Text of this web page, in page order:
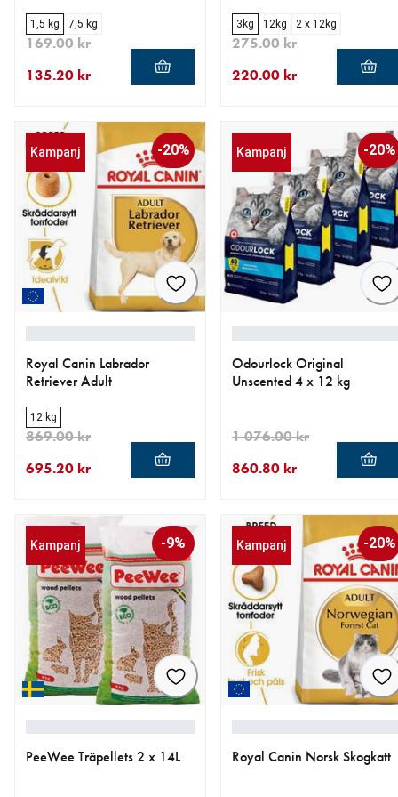
1,5 kg 7,5 kg
135.20 kr
169.00 kr
3kg 12kg 2 x 12kg
220.00 kr
275.00 kr
Kampanj -20%
Royal Canin Labrador
Retriever Adult
12 kg
695.20 kr
869.00 kr
Kampanj -20%
Odourlock Original
Unscented 4 x 12 kg
860.80 kr
1 076.00 kr
Kampanj -9%
PeeWee Träpellets 2 x 14L
Kampanj -20%
Royal Canin Norsk Skogkatt